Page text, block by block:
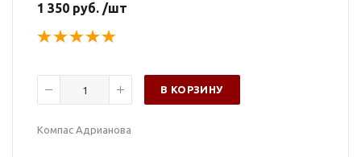
1 350 руб. /шт
В КОРЗИНУ
Компас Адрианова